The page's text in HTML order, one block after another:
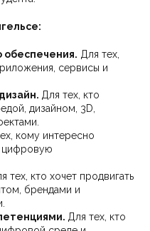
обеспечения. Для тех,
сервисы и
Для тех, кто
дизайном, 3D,
кому интересно
цифровую
тех, кто хочет продвигать
брендами и
Для тех, кто